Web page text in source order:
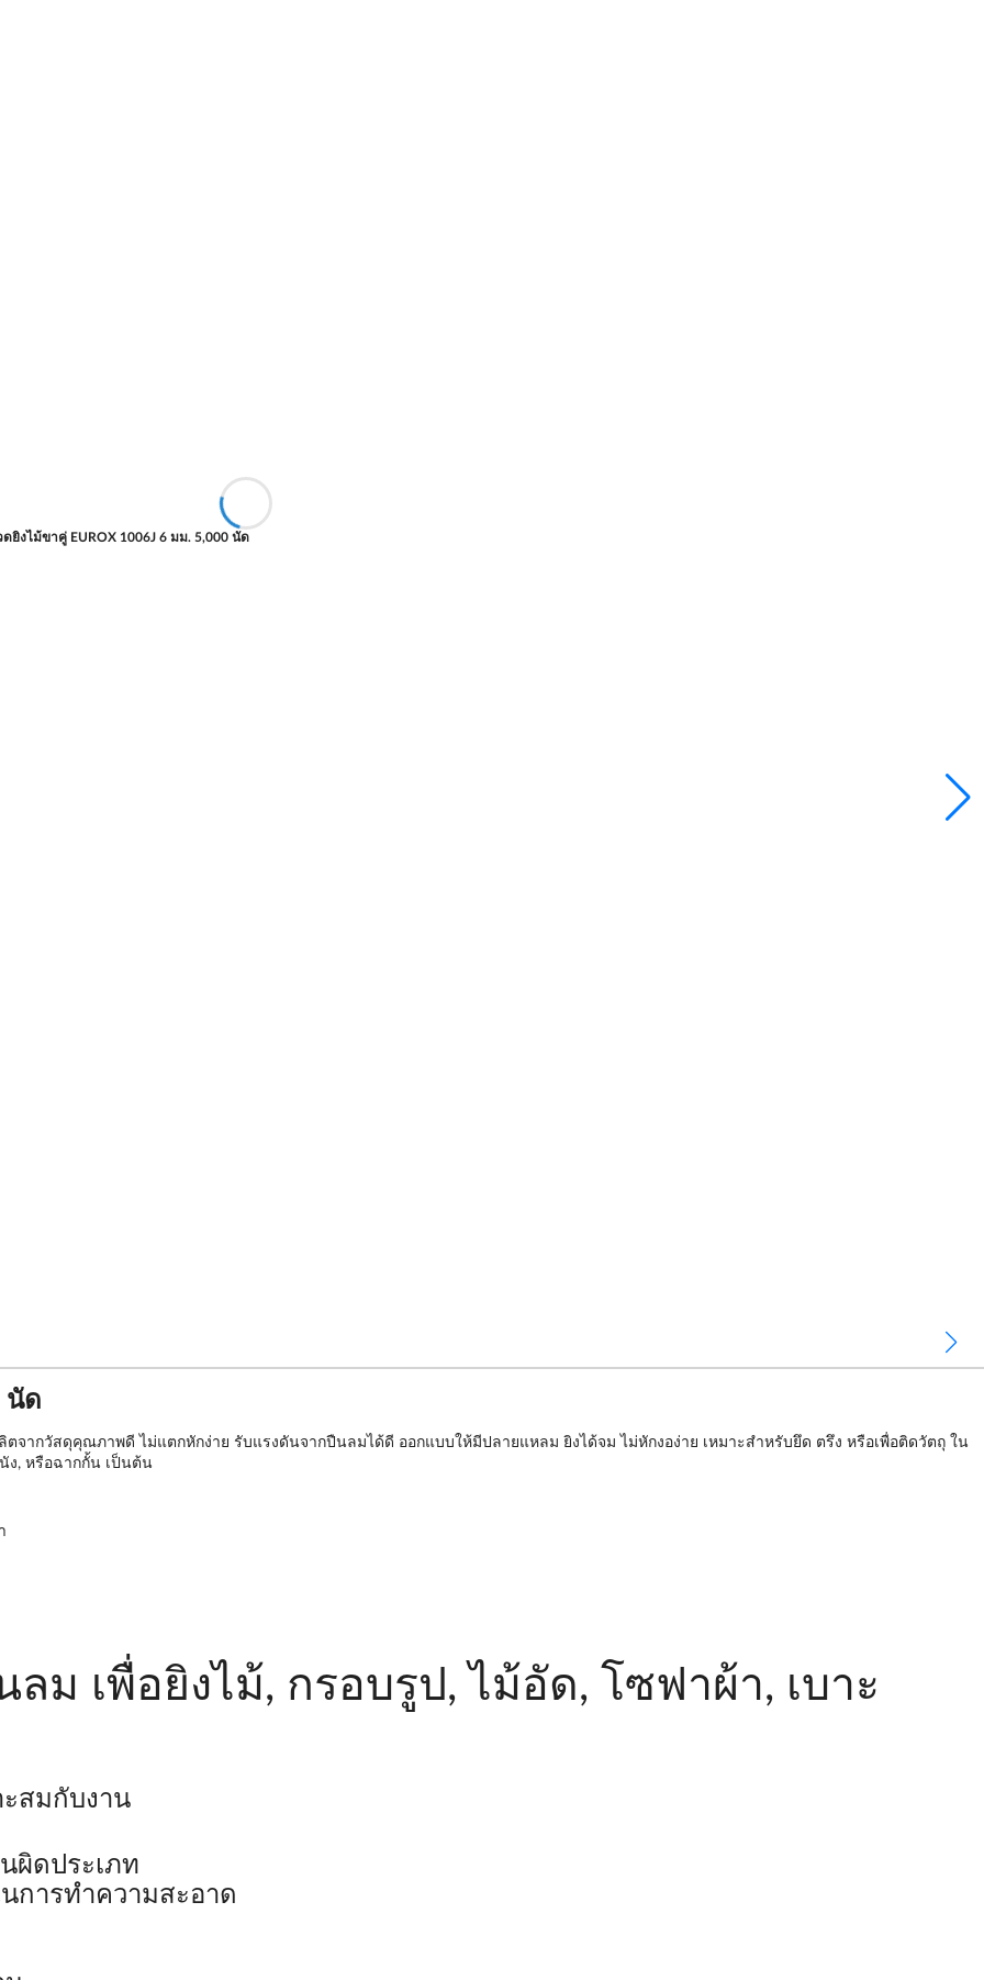
ดยิงไม้ขาคู่ EUROX 1006J 6 มม. 5,000 นัด
นัด
จากวัสดุคุณภาพดี ไม่แตกหักง่าย รับแรงดันจากปืนลมได้ดี ออกแบบให้มีปลายแหลม ยิงได้จม ไม่หักงอง่าย เหมาะสำหรับยึด ตรึง หรือเพื่อติดวัตถุ ใน
ง, หรือฉากกั้น เป็นต้น
ม เพื่อยิงไม้, กรอบรูป, ไม้อัด, โซฟาผ้า, เบาะ
สมกับงาน
ผิดประเภท
การทำความสะอาด